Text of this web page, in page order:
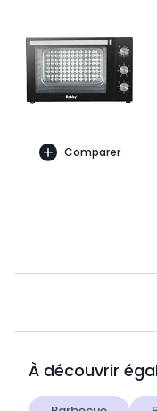
Comparer
À découvrir